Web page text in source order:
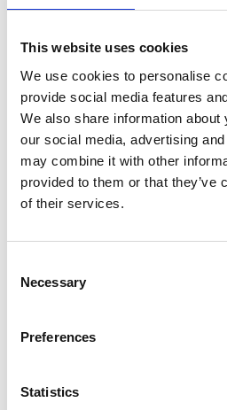
This website uses cookies
We use cookies to personalise
provide social media features
We also share information
our social media, advertising
may combine it with other
provided to them or that they’ve
of their services.
Selection
Necessary
Preferences
Statistics
Christina
HR-chef